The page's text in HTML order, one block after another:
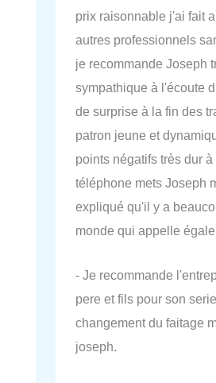
prix raisonnable j'ai fait
autres professionnels
je recommande Joseph
sympathique à l'écoute
de surprise à la fin des
patron jeune et
points négatifs très dur à
téléphone mets Joseph
expliqué qu'il y a
monde qui appelle
- Je recommande
pere et fils pour son
changement du faitage
joseph.